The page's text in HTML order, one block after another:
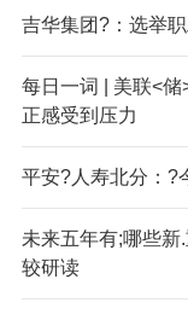
吉华集团?：选举
每日一词 | 美联<
正感受到压力
平安?人寿北分：?
未来五年有;哪些
较研读